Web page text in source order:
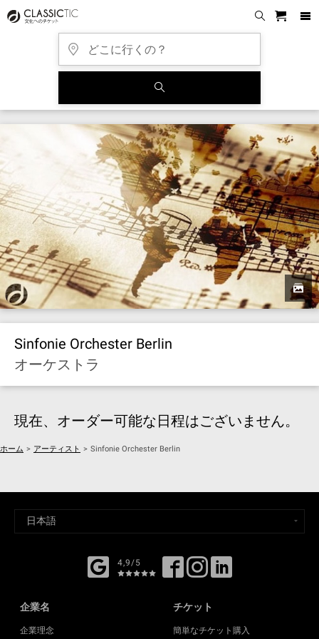
Sinfonie Orchester Berlin
オーケストラ
現在、オーダー可能な日程はございません。
ホーム > アーティスト > Sinfonie Orchester Berlin
4,9/5
企業名
企業理念
チケット
簡単なチケット購入